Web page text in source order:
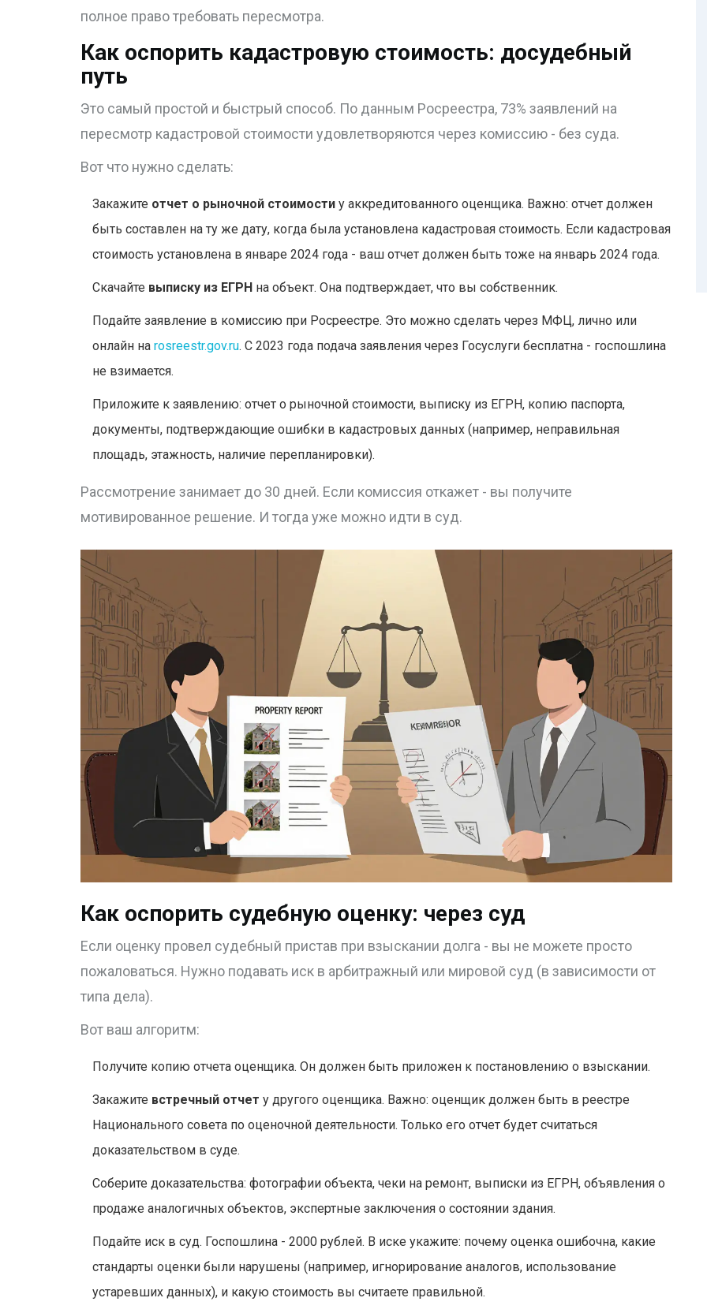
полное право требовать пересмотра.
Как оспорить кадастровую стоимость: досудебный
путь
Это самый простой и быстрый способ. По данным Росреестра, 73% заявлений на
пересмотр кадастровой стоимости удовлетворяются через комиссию - без суда.
Вот что нужно сделать:
Закажите отчет о рыночной стоимости у аккредитованного оценщика. Важно: отчет должен
быть составлен на ту же дату, когда была установлена кадастровая стоимость. Если кадастровая
стоимость установлена в январе 2024 года - ваш отчет должен быть тоже на январь 2024 года.
Скачайте выписку из ЕГРН на объект. Она подтверждает, что вы собственник.
Подайте заявление в комиссию при Росреестре. Это можно сделать через МФЦ, лично или
онлайн на rosreestr.gov.ru. С 2023 года подача заявления через Госуслуги бесплатна - госпошлина
не взимается.
Приложите к заявлению: отчет о рыночной стоимости, выписку из ЕГРН, копию паспорта,
документы, подтверждающие ошибки в кадастровых данных (например, неправильная
площадь, этажность, наличие перепланировки).
Рассмотрение занимает до 30 дней. Если комиссия откажет - вы получите
мотивированное решение. И тогда уже можно идти в суд.
Как оспорить судебную оценку: через суд
Если оценку провел судебный пристав при взыскании долга - вы не можете просто
пожаловаться. Нужно подавать иск в арбитражный или мировой суд (в зависимости от
типа дела).
Вот ваш алгоритм:
Получите копию отчета оценщика. Он должен быть приложен к постановлению о взыскании.
Закажите встречный отчет у другого оценщика. Важно: оценщик должен быть в реестре
Национального совета по оценочной деятельности. Только его отчет будет считаться
доказательством в суде.
Соберите доказательства: фотографии объекта, чеки на ремонт, выписки из ЕГРН, объявления о
продаже аналогичных объектов, экспертные заключения о состоянии здания.
Подайте иск в суд. Госпошлина - 2000 рублей. В иске укажите: почему оценка ошибочна, какие
стандарты оценки были нарушены (например, игнорирование аналогов, использование
устаревших данных), и какую стоимость вы считаете правильной.